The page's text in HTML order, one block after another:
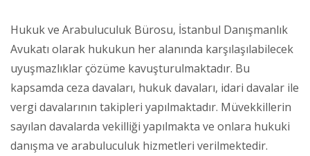
Hukuk ve Arabuluculuk Bürosu, İstanbul Danışmanlık
Avukatı olarak hukukun her alanında karşılaşılabilecek
uyuşmazlıklar çözüme kavuşturulmaktadır. Bu
kapsamda ceza davaları, hukuk davaları, idari davalar ile
vergi davalarının takipleri yapılmaktadır. Müvekkillerin
sayılan davalarda vekilliği yapılmakta ve onlara hukuki
danışma ve arabuluculuk hizmetleri verilmektedir.